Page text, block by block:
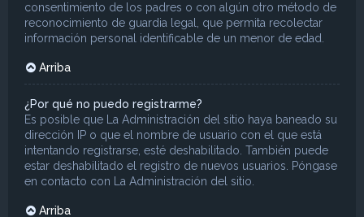
consentimiento de los padres o con algún otro método de
reconocimiento de guardia legal, que permita recolectar
información personal identificable de un menor de edad.
Arriba
¿Por qué no puedo registrarme?
Es posible que La Administración del sitio haya baneado su
dirección IP o que el nombre de usuario con el que está
intentando registrarse, esté deshabilitado. También puede
estar deshabilitado el registro de nuevos usuarios. Póngase
en contacto con La Administración del sitio.
Arriba